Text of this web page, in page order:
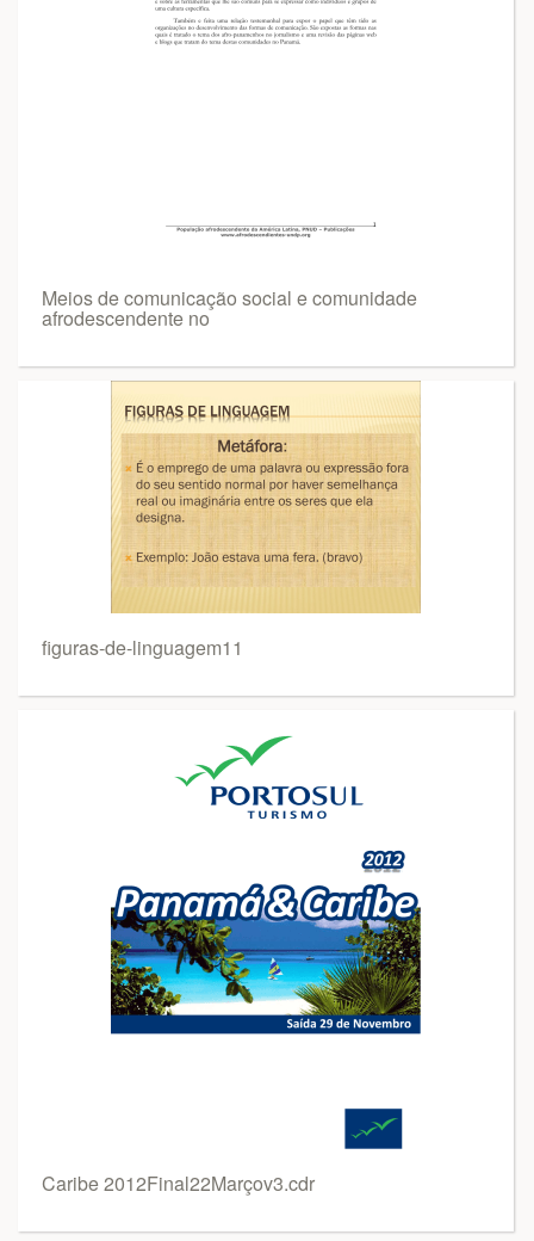
Meios de comunicação social e comunidade
afrodescendente no
figuras-de-linguagem11
Caribe 2012Final22Marçov3.cdr